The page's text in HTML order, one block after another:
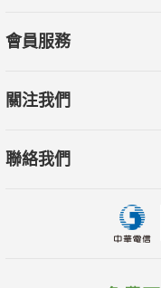
會員服務
關注我們
聯絡我們